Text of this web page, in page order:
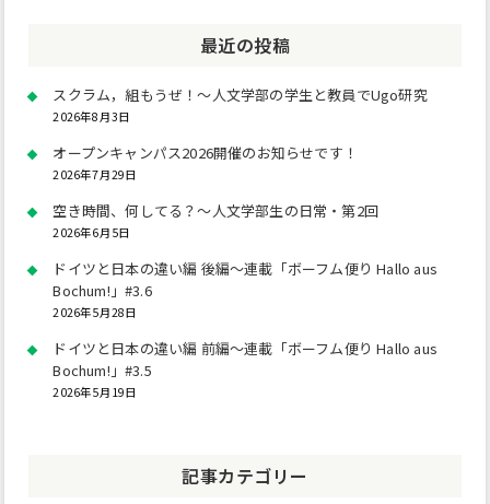
最近の投稿
スクラム，組もうぜ！～人文学部の学生と教員でUgo研究
2026年8月3日
オープンキャンパス2026開催のお知らせです！
2026年7月29日
空き時間、何してる？～人文学部生の日常・第2回
2026年6月5日
ドイツと日本の違い編 後編～連載「ボーフム便り Hallo aus
Bochum!」#3.6
2026年5月28日
ドイツと日本の違い編 前編～連載「ボーフム便り Hallo aus
Bochum!」#3.5
2026年5月19日
記事カテゴリー